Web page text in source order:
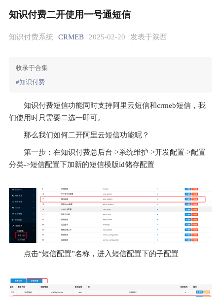
知识付费二开使用一号通短信
知识付费系统 CRMEB 2025-02-20 发表于陕西
收录于合集
#知识付费
知识付费短信功能同时支持阿里云短信和crmeb短信 ， 我
们使用时只需要二选一即可。
那么我们如何二开阿里云短信功能呢 ？
第一步 ： 在知识付费总后台->系统维护->开发配置->配置
分类->短信配置下加新的短信模版id储存配置
点击“短信配置”名称 ， 进入短信配置下的子配置